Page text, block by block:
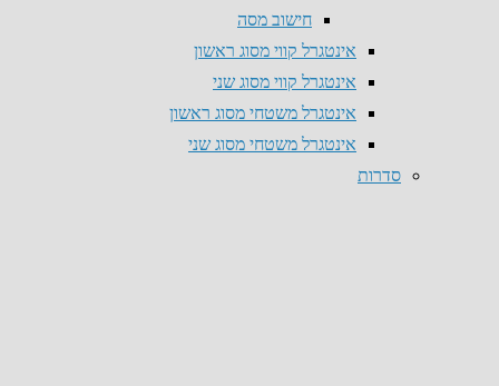
חישוב מסה
אינטגרל קווי מסוג ראשון
אינטגרל קווי מסוג שני
אינטגרל משטחי מסוג ראשון
אינטגרל משטחי מסוג שני
סדרות